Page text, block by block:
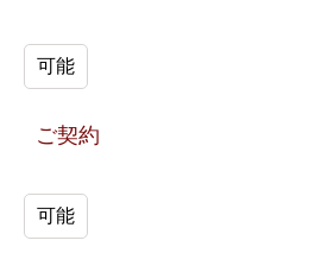
可能
ご契約
可能